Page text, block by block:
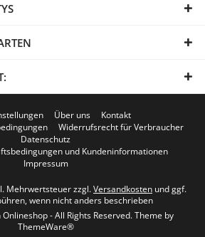
Über uns
Kontakt
Widerrufsrecht für Verbraucher
Datenschutz
und Kundeninformationen
Impressum
Mehrwertsteuer zzgl.Versandkosten und ggf.
wenn nicht anders beschrieben
- All Rights Reserved. Theme by
ThemeWare®